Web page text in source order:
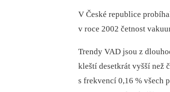
V České republice
v roce 2002 četnost
Trendy VAD jsou z
kleští desetkrát vyšší než
s frekvencí 0,16 % všech